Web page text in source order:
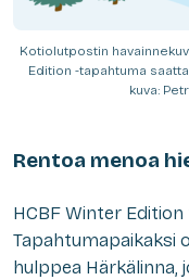
Kotiolutpostin
Edition -tapahtuma
kuva:
Rentoa menoa
HCBF Winter
Tapahtumapaikaksi
hulppea Härkälinna,